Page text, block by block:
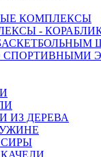
КОМПЛЕКСЫ
-
ИЗ ДЕРЕВА